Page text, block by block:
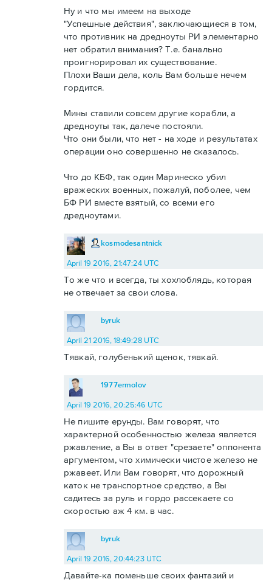
Ну и что мы имеем на выходе
"Успешные действия", заключающиеся в том,
что противник на дредноуты РИ элементарно
нет обратил внимания? Т.е. банально
проигнорировал их существование.
Плохи Ваши дела, коль Вам больше нечем
гордится.
Мины ставили совсем другие корабли, а
дредноуты так, далече постояли.
Что они были, что нет - на ходе и результатах
операции оно совершенно не сказалось.
Что до КБФ, так один Маринеско убил
вражеских военных, пожалуй, поболее, чем
БФ РИ вместе взятый, со всеми его
дредноутами.
kosmodesantnick
April 19 2016, 21:47:24 UTC
То же что и всегда, ты хохлоблядь, которая
не отвечает за свои слова.
byruk
April 21 2016, 18:49:28 UTC
Тявкай, голубенький щенок, тявкай.
1977ermolov
April 19 2016, 20:25:46 UTC
Не пишите ерунды. Вам говорят, что
характерной особенностью железа является
ржавление, а Вы в ответ "срезаете" оппонента
аргументом, что химически чистое железо не
ржавеет. Или Вам говорят, что дорожный
каток не транспортное средство, а Вы
садитесь за руль и гордо рассекаете со
скоростью аж 4 км. в час.
byruk
April 19 2016, 20:44:23 UTC
Давайте-ка поменьше своих фантазий и